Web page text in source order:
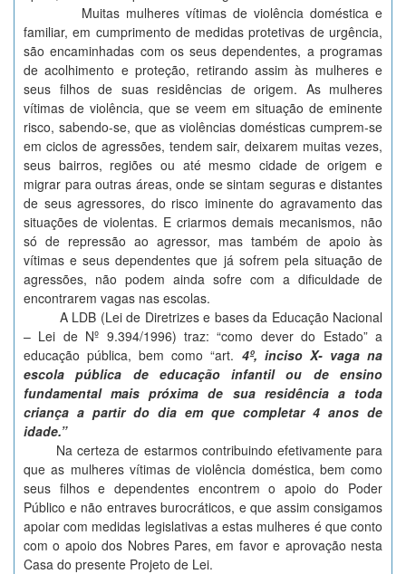
Muitas mulheres vítimas de violência doméstica e
familiar, em cumprimento de medidas protetivas de urgência,
são encaminhadas com os seus dependentes, a programas
de acolhimento e proteção, retirando assim às mulheres e
seus filhos de suas residências de origem. As mulheres
vítimas de violência, que se veem em situação de eminente
risco, sabendo-se, que as violências domésticas cumprem-se
em ciclos de agressões, tendem sair, deixarem muitas vezes,
seus bairros, regiões ou até mesmo cidade de origem e
migrar para outras áreas, onde se sintam seguras e distantes
de seus agressores, do risco iminente do agravamento das
situações de violentas. E criarmos demais mecanismos, não
só de repressão ao agressor, mas também de apoio às
vítimas e seus dependentes que já sofrem pela situação de
agressões, não podem ainda sofre com a dificuldade de
encontrarem vagas nas escolas.
A LDB (Lei de Diretrizes e bases da Educação Nacional
– Lei de Nº 9.394/1996) traz: “como dever do Estado” a
educação pública, bem como “art. 4º, inciso X- vaga na
escola pública de educação infantil ou de ensino
fundamental mais próxima de sua residência a toda
criança a partir do dia em que completar 4 anos de
idade.”
Na certeza de estarmos contribuindo efetivamente para
que as mulheres vítimas de violência doméstica, bem como
seus filhos e dependentes encontrem o apoio do Poder
Público e não entraves burocráticos, e que assim consigamos
apoiar com medidas legislativas a estas mulheres é que conto
com o apoio dos Nobres Pares, em favor e aprovação nesta
Casa do presente Projeto de Lei.